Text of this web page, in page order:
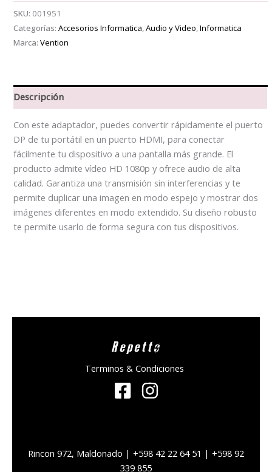
HDMI
SKU: 001951
Categorías:Accesorios Informatica,Audio y Video,Informatica
Marca:Vention
Descripción
Con este adaptador, puedes convertir rápidamente el puerto
DP de tu portátil en un puerto HDMI, para conectar
fácilmente tu dispositivo a una pantalla más grande. El
producto admite vídeo HD 1080p y ofrece audio de alta
calidad. Garantiza una transmisión sin interferencias y te
permite duplicar una imagen en modo espejo y mostrar dos
imágenes diferentes en modo extendido. Su diseño robusto
te permite usarlo de forma segura con tus dispositivos.
Repetto
Terminos & Condiciones
Rincon 972, Maldonado | +598 42 22 64 51 | +598 92
339 855